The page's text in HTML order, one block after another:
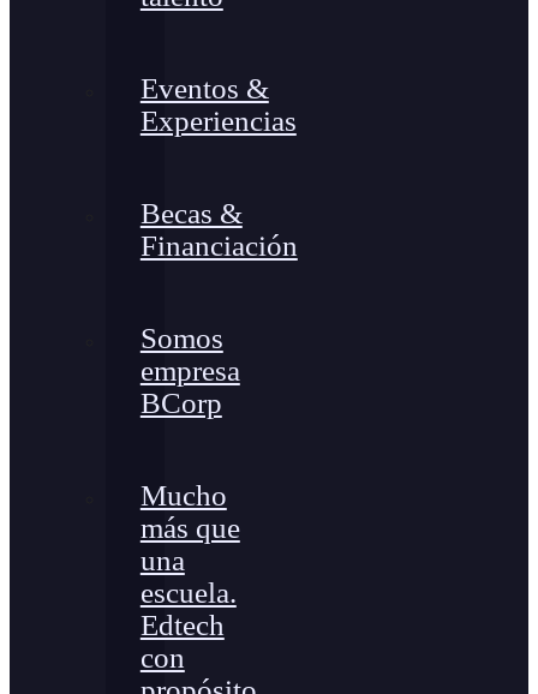
Eventos &
Experiencias
Becas &
Financiación
Somos
empresa
BCorp
Mucho
más que
una
escuela.
Edtech
con